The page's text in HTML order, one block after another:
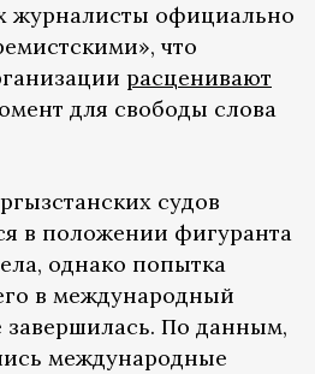
журналисты официально
что
расценивают
для свободы слова
судов
в положении фигуранта
однако попытка
в международный
завершилась. По данным,
международные